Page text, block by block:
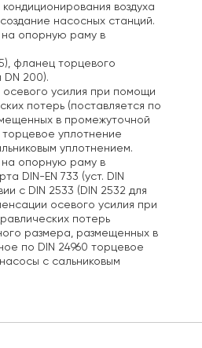
воздуха
насосных станций.
на опорную раму в
фланец торцевого
DN 200).
усилия при помощи
потерь (поставляется по
в промежуточной
уплотнение
уплотнением.
на опорную раму в
DIN-EN 733 (уст. DIN
с DIN 2533 (DIN 2532 для
осевого усилия при
потерь
размера, размещенных в
по DIN 24960 торцевое
с сальниковым